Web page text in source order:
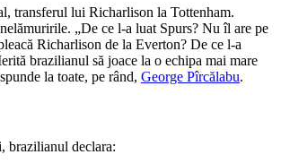
transferul lui Richarlison la Tottenham.
„De ce l-a luat Spurs? Nu îl are pe
Richarlison de la Everton? De ce l-a
brazilianul să joace la o echipa mai mare
la toate, pe rând, George Pîrcălabu.
brazilianul declara: